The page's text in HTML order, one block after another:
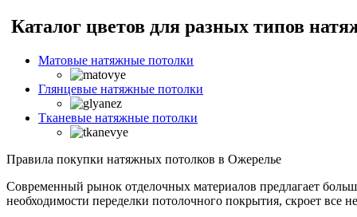
Каталог цветов для разных типов
Матовые натяжные потолки
Глянцевые натяжные потолки
Тканевые натяжные потолки
Правила покупки натяжных потолков в Ожерелье
Современный рынок отделочных материалов предлагает
необходимости переделки потолочного покрытия, скроет все